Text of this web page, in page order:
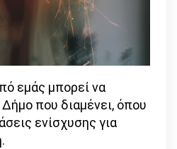
εμάς μπορεί να
που διαμένει, όπου
ενίσχυσης για